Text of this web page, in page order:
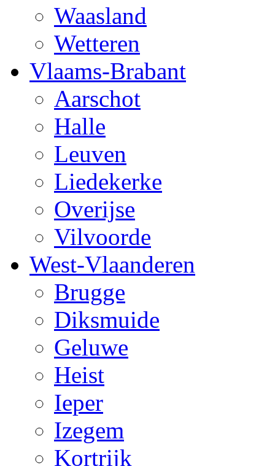
Waasland
Wetteren
Vlaams-Brabant
Aarschot
Halle
Leuven
Liedekerke
Overijse
Vilvoorde
West-Vlaanderen
Brugge
Diksmuide
Geluwe
Heist
Ieper
Izegem
Kortrijk